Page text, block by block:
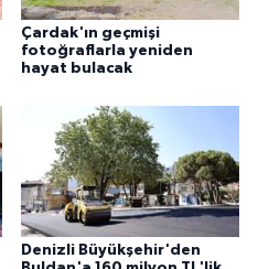
Çardak'ın geçmişi
fotoğraflarla yeniden
hayat bulacak
Denizli Büyükşehir'den